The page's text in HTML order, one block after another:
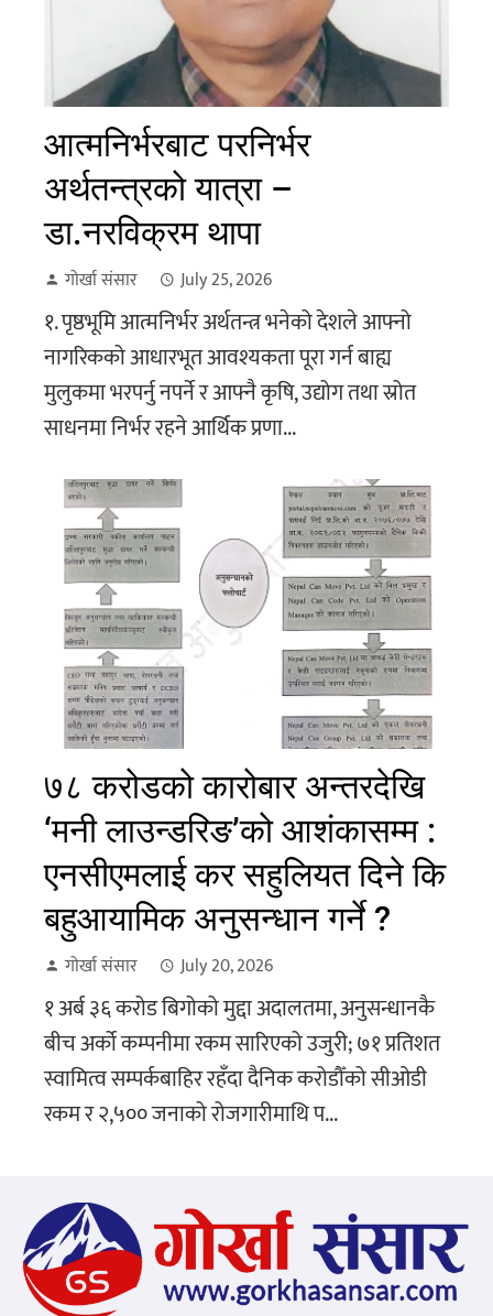
आत्मनिर्भरबाट परनिर्भर
अर्थतन्त्रको यात्रा –
डा.नरविक्रम थापा
गोर्खा संसार July 25, 2026
१. पृष्ठभूमि आत्मनिर्भर अर्थतन्त्र भनेको देशले आफ्नो
नागरिकको आधारभूत आवश्यकता पूरा गर्न बाह्य
मुलुकमा भरपर्नु नपर्ने र आफ्नै कृषि, उद्योग तथा स्रोत
साधनमा निर्भर रहने आर्थिक प्रणा...
७८ करोडको कारोबार अन्तरदेखि
‘मनी लाउन्डरिङ’को आशंकासम्म :
एनसीएमलाई कर सहुलियत दिने कि
बहुआयामिक अनुसन्धान गर्ने ?
गोर्खा संसार July 20, 2026
१ अर्ब ३६ करोड बिगोको मुद्दा अदालतमा, अनुसन्धानकै
बीच अर्को कम्पनीमा रकम सारिएको उजुरी; ७१ प्रतिशत
स्वामित्व सम्पर्कबाहिर रहँदा दैनिक करोडौँको सीओडी
रकम र २,५०० जनाको रोजगारीमाथि प...